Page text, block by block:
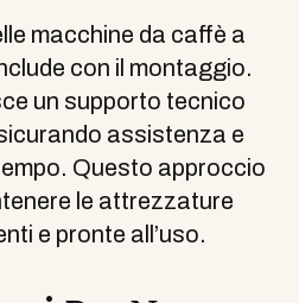
macchine da caffè a
con il montaggio.
un supporto tecnico
assistenza e
Questo approccio
le attrezzature
e pronte all’uso.